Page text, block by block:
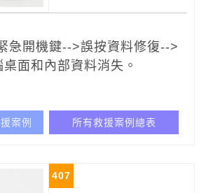
急開機鍵-->誤按資料修復-->
面和內部資料消失。
案例 所有救援案例總表
407